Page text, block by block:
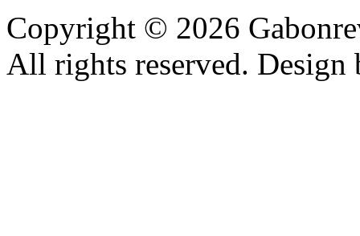
Copyright © 2026
All rights reserved.